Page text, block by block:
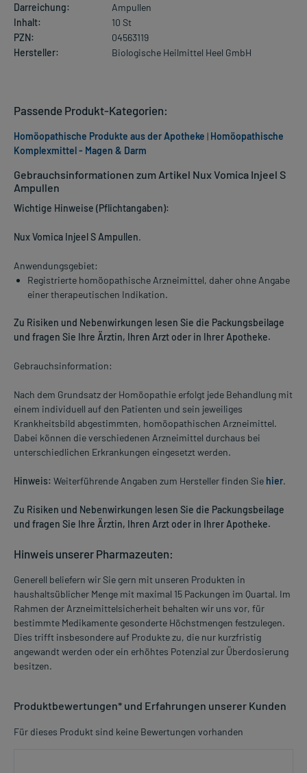
Darreichung:
Ampullen
Inhalt:
10 St
PZN:
04563119
Hersteller:
Biologische Heilmittel Heel GmbH
Gebrauchsinformationen zum Artikel Nux Vomica Injeel S
Ampullen
Wichtige Hinweise (Pflichtangaben):
Nux Vomica Injeel S Ampullen.
Anwendungsgebiet:
Registrierte homöopathische Arzneimittel, daher ohne Angabe
einer therapeutischen Indikation.
Zu Risiken und Nebenwirkungen lesen Sie die Packungsbeilage
und fragen Sie Ihre Ärztin, Ihren Arzt oder in Ihrer Apotheke.
Gebrauchsinformation:
Nach dem Grundsatz der Homöopathie erfolgt jede Behandlung mit
einem individuell auf den Patienten und sein jeweiliges
Krankheitsbild abgestimmten, homöopathischen Arzneimittel.
Dabei können die verschiedenen Arzneimittel durchaus bei
unterschiedlichen Erkrankungen eingesetzt werden.
Hinweis: Weiterführende Angaben zum Hersteller finden Sie hier.
Zu Risiken und Nebenwirkungen lesen Sie die Packungsbeilage
und fragen Sie Ihre Ärztin, Ihren Arzt oder in Ihrer Apotheke.
Hinweis unserer Pharmazeuten:
Generell beliefern wir Sie gern mit unseren Produkten in
haushaltsüblicher Menge mit maximal 15 Packungen im Quartal. Im
Rahmen der Arzneimittelsicherheit behalten wir uns vor, für
bestimmte Medikamente gesonderte Höchstmengen festzulegen.
Dies trifft insbesondere auf Produkte zu, die nur kurzfristig
angewandt werden oder ein erhöhtes Potenzial zur Überdosierung
besitzen.
Produktbewertungen* und Erfahrungen unserer Kunden
Für dieses Produkt sind keine Bewertungen vorhanden
Passende Produkt-Kategorien:
Homöopathische Produkte aus der Apotheke | Homöopathische
Komplexmittel - Magen & Darm